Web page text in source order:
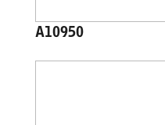
A10950